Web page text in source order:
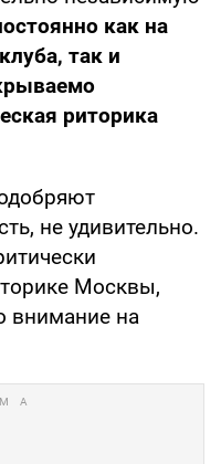
как на
так и
риторика
не удивительно.
Москвы,
внимание на